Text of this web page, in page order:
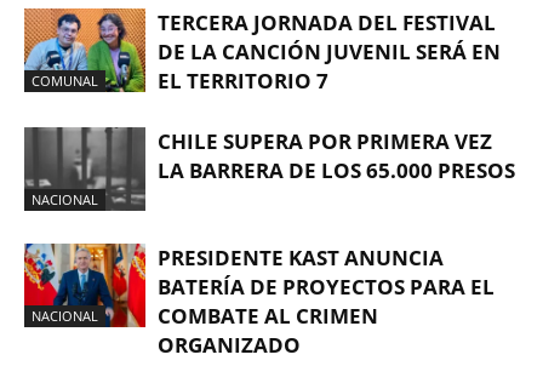
COMUNAL
TERCERA JORNADA DEL FESTIVAL
DE LA CANCIÓN JUVENIL SERÁ EN
EL TERRITORIO 7
NACIONAL
CHILE SUPERA POR PRIMERA VEZ
LA BARRERA DE LOS 65.000 PRESOS
NACIONAL
PRESIDENTE KAST ANUNCIA
BATERÍA DE PROYECTOS PARA EL
COMBATE AL CRIMEN
ORGANIZADO